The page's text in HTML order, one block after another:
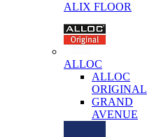
ALIX FLOOR
ALLOC
ALLOC
ORIGINAL
GRAND
AVENUE